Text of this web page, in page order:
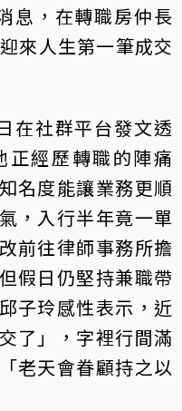
息，在轉職房仲長
來人生第一筆成交
在社群平台發文透
正經歷轉職的陣痛
名度能讓業務更順
，入行半年竟一單
前往律師事務所擔
假日仍堅持兼職帶
子玲感性表示，近
了」，字裡行間滿
老天會眷顧持之以